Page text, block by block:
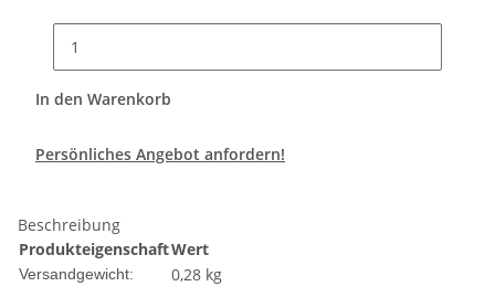
In den Warenkorb
Persönliches Angebot anfordern!
Beschreibung
ProdukteigenschaftWert
Versandgewicht: 0,28 kg